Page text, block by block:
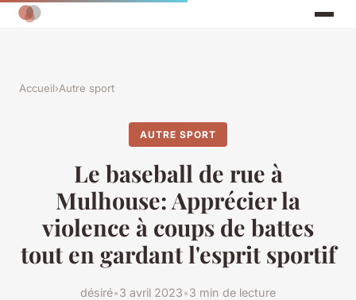
Accueil›Autre sport
AUTRE SPORT
Le baseball de rue à
Mulhouse: Apprécier la
violence à coups de battes
tout en gardant l'esprit sportif
désiré•3 avril 2023•3 min de lecture